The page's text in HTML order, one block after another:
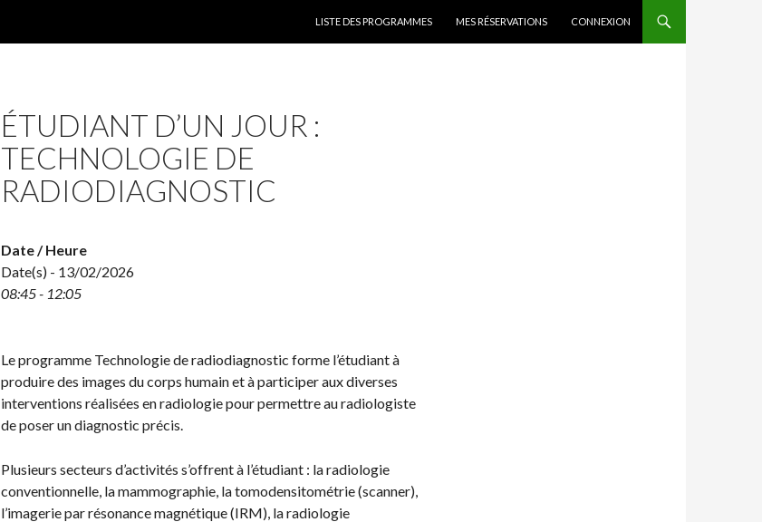
LISTE DES PROGRAMMES
MES RÉSERVATIONS CONNEXION
ÉTUDIANT D’UN JOUR :
TECHNOLOGIE DE
RADIODIAGNOSTIC
Date / Heure
Date(s) - 13/02/2026
08:45 - 12:05
Le programme Technologie de radiodiagnostic forme l’étudiant à
produire des images du corps humain et à participer aux diverses
interventions réalisées en radiologie pour permettre au radiologiste
de poser un diagnostic précis.
Plusieurs secteurs d’activités s’offrent à l’étudiant : la radiologie
conventionnelle, la mammographie, la tomodensitométrie (scanner),
l’imagerie par résonance magnétique (IRM), la radiologie